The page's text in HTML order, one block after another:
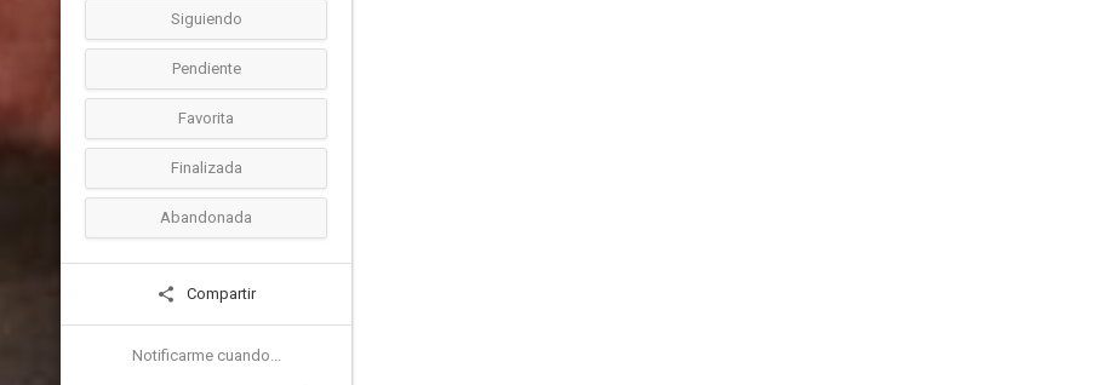
Siguiendo
Pendiente
Favorita
Finalizada
Abandonada
Compartir
Notificarme cuando...